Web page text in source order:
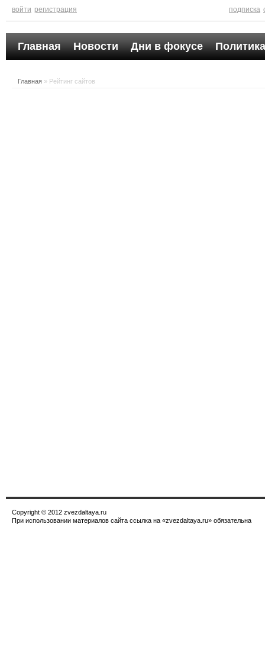
войти регистрация подписка
Главная Новости Дни в фокусе
Главная » Рейтинг сайтов
Copyright © 2012 zvezdaltaya.ru
При использовании материалов сайта ссылка на «zvezdaltaya.ru» обязательна